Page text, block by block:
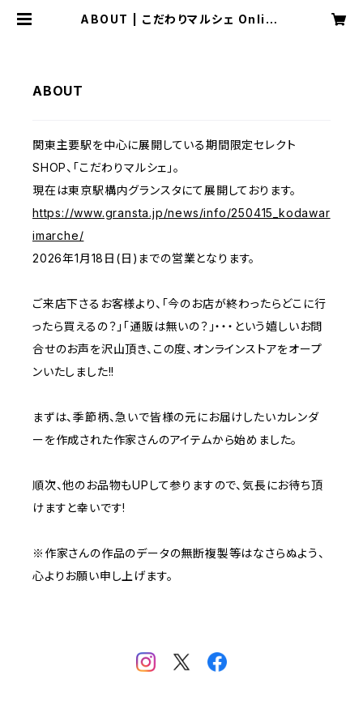
ABOUT | こだわりマルシェ Online
ABOUT
関東主要駅を中心に展開している期間限定セレクト
SHOP、「こだわりマルシェ」。
現在は東京駅構内グランスタにて展開しております。
https://www.gransta.jp/news/info/250415_kodawar
imarche/
2026年1月18日(日)までの営業となります。
ご来店下さるお客様より、「今のお店が終わったらどこに行
ったら買えるの？」「通販は無いの？」・・・という嬉しいお問
合せのお声を沢山頂き、この度、オンラインストアをオープ
ンいたしました!!
まずは、季節柄、急いで皆様の元にお届けしたいカレンダ
ーを作成された作家さんのアイテムから始めました。
順次、他のお品物もUPして参りますので、気長にお待ち頂
けますと幸いです!
※作家さんの作品のデータの無断複製等はなさらぬよう、
心よりお願い申し上げます。